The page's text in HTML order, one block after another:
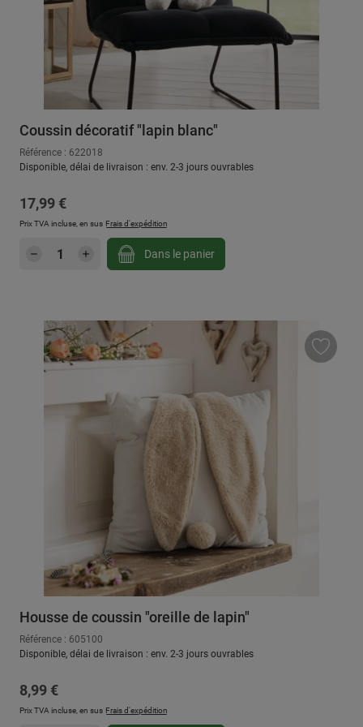
Coussin décoratif "lapin blanc"
Référence : 622018
Disponible, délai de livraison : env. 2-3 jours ouvrables
Prix régulier :
17,99 €
Prix TVA incluse, en sus Frais d'expédition
Quantité de produit : Entrez la quantité
Dans le panier
Housse de coussin "oreille de lapin"
Référence : 605100
Disponible, délai de livraison : env. 2-3 jours ouvrables
Prix régulier :
8,99 €
Prix TVA incluse, en sus Frais d'expédition